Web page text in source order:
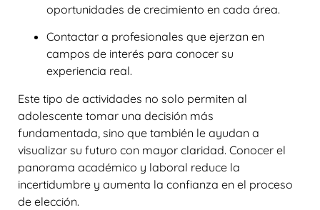
oportunidades de crecimiento en cada área.
Contactar a profesionales que ejerzan en
campos de interés para conocer su
experiencia real.
Este tipo de actividades no solo permiten al
adolescente tomar una decisión más
fundamentada, sino que también le ayudan a
visualizar su futuro con mayor claridad. Conocer el
panorama académico y laboral reduce la
incertidumbre y aumenta la confianza en el proceso
de elección.